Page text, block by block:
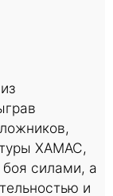
ХАМАС,
силами, а
и